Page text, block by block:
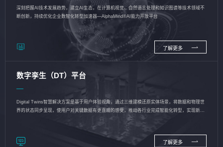
深刻把握AI技术发展趋势，建立AI生态，在计算机视觉、自然语言处理和知识图谱等技术领域不
断创新，持续优化企业数智化转型加速器—AlphaMind®AI能力开放平台
了解更多
数字孪生（DT）平台
Digital Twins智慧解决方案是基于用户体验视角，通过三维建模还原实体场景，将数据和物理世
界的状态同步呈现，使用户对关键数据有更直观的感受，推动各行业完成智能化转型，实现新旧
了解更多